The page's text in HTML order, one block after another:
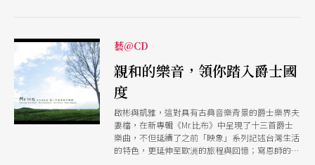
藝@CD
親和的樂音，領你踏入爵士國
度
啟彬與凱雅，這對具有古典音樂背景的爵士樂界夫
妻檔，在新專輯《Mr.比布》中呈現了十三首爵士
樂曲，不但延續了之前「映象」系列記述台灣生活
的特色，更延伸至歐洲的旅程與回憶；寫恩師的崇